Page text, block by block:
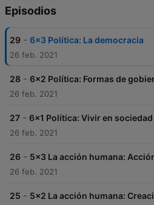
Episodios
29 - 6x3 Política: La democracia
26 feb. 2021
28 - 6x2 Política: Formas de
26 feb. 2021
27 - 6x1 Política: Vivir en sociedad
26 feb. 2021
26 - 5x3 La acción humana:
26 feb. 2021
25 - 5x2 La acción humana: